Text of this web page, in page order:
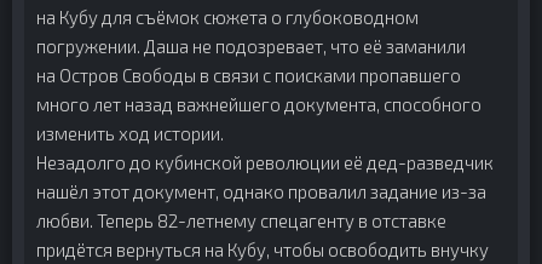
на Кубу для съёмок сюжета о глубоководном
погружении. Даша не подозревает, что её заманили
на Остров Свободы в связи с поисками пропавшего
много лет назад важнейшего документа, способного
изменить ход истории.
Незадолго до кубинской революции её дед-разведчик
нашёл этот документ, однако провалил задание из-за
любви. Теперь 82-летнему спецагенту в отставке
придётся вернуться на Кубу, чтобы освободить внучку